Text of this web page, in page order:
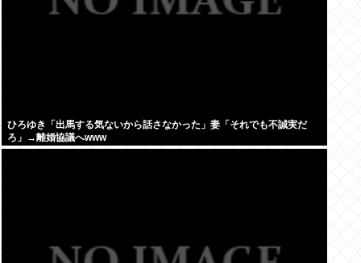
ひろゆき「出馬する気ないから話さなかった」妻「それでも不誠実だ
ろ」→離婚協議へwww